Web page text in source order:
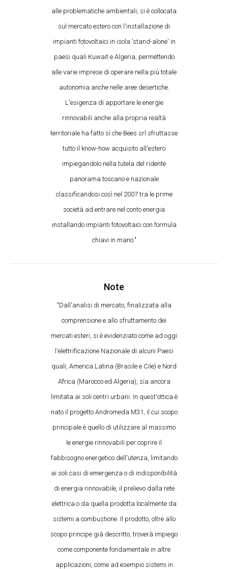
alle problematiche ambientali, si è collocata
sul mercato estero con l'installazione di
impianti fotovoltaici in isola 'stand-alone' in
paesi quali Kuwait e Algeria, permettendo
alle varie imprese di operare nella più totale
autonomia anche nelle aree desertiche.
L'esigenza di apportare le energie
rinnovabili anche alla propria realtà
territoriale ha fatto sì che Bees srl sfruttasse
tutto il know-how acquisito all'estero
impiegandolo nella tutela del ridente
panorama toscano e nazionale
classificandosi così nel 2007 tra le prime
società ad entrare nel conto energia
installando impianti fotovoltaici con formula
chiavi in mano."
Note
"Dall'analisi di mercato, finalizzata alla
comprensione e allo sfruttamento dei
mercati esteri, si è evidenziato come ad oggi
l'elettrificazione Nazionale di alcuni Paesi
quali, America Latina (Brasile e Cile) e Nord
Africa (Marocco ed Algeria), sia ancora
limitata ai soli centri urbani. In quest'ottica è
nato il progetto Andromeda M31, il cui scopo
principale è quello di utilizzare al massimo
le energie rinnovabili per coprire il
fabbisogno energetico dell'utenza, limitando
ai soli casi di emergenza o di indisponibilità
di energia rinnovabile, il prelievo dalla rete
elettrica o da quella prodotta localmente da
sistemi a combustione. Il prodotto, oltre allo
scopo principe già descritto, troverà impiego
come componente fondamentale in altre
applicazioni, come ad esempio sistemi in